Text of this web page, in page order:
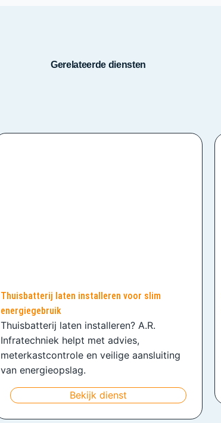
Gerelateerde diensten
Thuisbatterij laten installeren voor slim
energiegebruik
Thuisbatterij laten installeren? A.R.
Infratechniek helpt met advies,
meterkastcontrole en veilige aansluiting
van energieopslag.
Bekijk dienst